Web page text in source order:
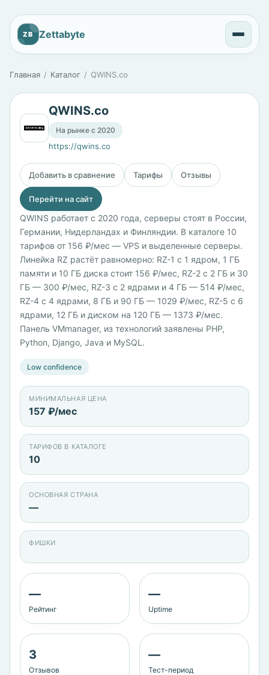
ZB Zettabyte
Главная Каталог QWINS.co
QWINS.co
На рынке с 2020
https://qwins.co
Добавить в сравнение Тарифы Отзывы
Перейти на сайт
QWINS работает с 2020 года, серверы стоят в России,
Германии, Нидерландах и Финляндии. В каталоге 10
тарифов от 156 ₽/мес — VPS и выделенные серверы.
Линейка RZ растёт равномерно: RZ-1 с 1 ядром, 1 ГБ
памяти и 10 ГБ диска стоит 156 ₽/мес, RZ-2 с 2 ГБ и 30
ГБ — 300 ₽/мес, RZ-3 с 2 ядрами и 4 ГБ — 514 ₽/мес,
RZ-4 с 4 ядрами, 8 ГБ и 90 ГБ — 1029 ₽/мес, RZ-5 с 6
ядрами, 12 ГБ и диском на 120 ГБ — 1373 ₽/мес.
Панель VMmanager, из технологий заявлены PHP,
Python, Django, Java и MySQL.
Low confidence
МИНИМАЛЬНАЯ ЦЕНА
157 ₽/мес
ТАРИФОВ В КАТАЛОГЕ
10
ОСНОВНАЯ СТРАНА
—
ФИШКИ
—
Рейтинг
—
Uptime
3
Отзывов
—
Тест-период